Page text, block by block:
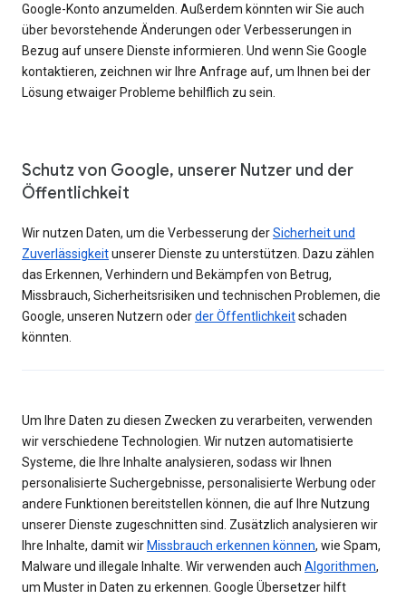
Google-Konto anzumelden. Außerdem könnten wir Sie auch
über bevorstehende Änderungen oder Verbesserungen in
Bezug auf unsere Dienste informieren. Und wenn Sie Google
kontaktieren, zeichnen wir Ihre Anfrage auf, um Ihnen bei der
Lösung etwaiger Probleme behilflich zu sein.
Schutz von Google, unserer Nutzer und der
Öffentlichkeit
Wir nutzen Daten, um die Verbesserung derSicherheit und
Zuverlässigkeitunserer Dienste zu unterstützen. Dazu zählen
das Erkennen, Verhindern und Bekämpfen von Betrug,
Missbrauch, Sicherheitsrisiken und technischen Problemen, die
Google, unseren Nutzern oderder Öffentlichkeitschaden
könnten.
Um Ihre Daten zu diesen Zwecken zu verarbeiten, verwenden
wir verschiedene Technologien. Wir nutzen automatisierte
Systeme, die Ihre Inhalte analysieren, sodass wir Ihnen
personalisierte Suchergebnisse, personalisierte Werbung oder
andere Funktionen bereitstellen können, die auf Ihre Nutzung
unserer Dienste zugeschnitten sind. Zusätzlich analysieren wir
Ihre Inhalte, damit wir Missbrauch erkennen können, wie Spam,
Malware und illegale Inhalte. Wir verwenden auch Algorithmen,
um Muster in Daten zu erkennen. Google Übersetzer hilft